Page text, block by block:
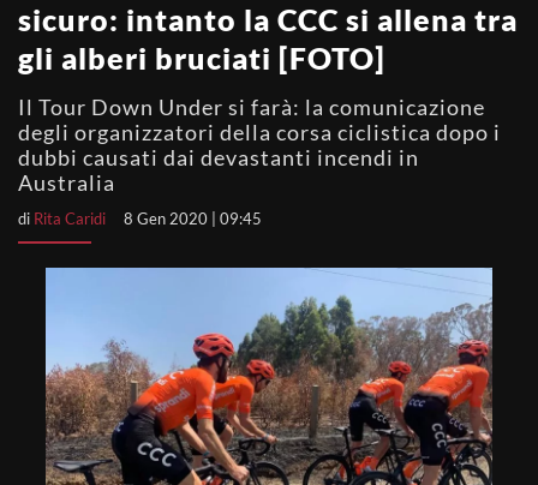
sicuro: intanto la CCC si allena tra
gli alberi bruciati [FOTO]
Il Tour Down Under si farà: la comunicazione
degli organizzatori della corsa ciclistica dopo i
dubbi causati dai devastanti incendi in
Australia
di Rita Caridi 8 Gen 2020 | 09:45